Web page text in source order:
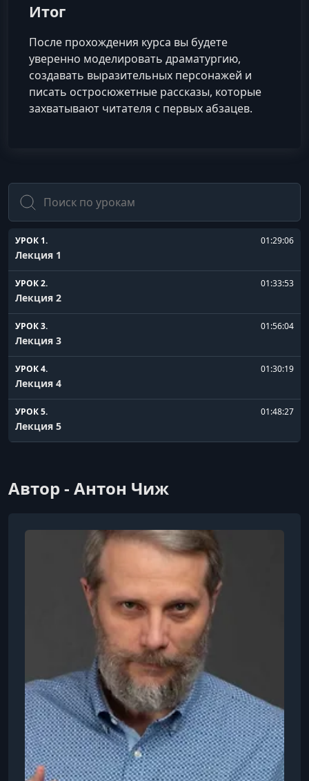
Итог
После прохождения курса вы будете
уверенно моделировать драматургию,
создавать выразительных персонажей и
писать остросюжетные рассказы, которые
захватывают читателя с первых абзацев.
Поиск
УРОК 1. 01:29:06
Лекция 1
УРОК 2. 01:33:53
Лекция 2
УРОК 3. 01:56:04
Лекция 3
УРОК 4. 01:30:19
Лекция 4
УРОК 5. 01:48:27
Лекция 5
Автор - Антон Чиж